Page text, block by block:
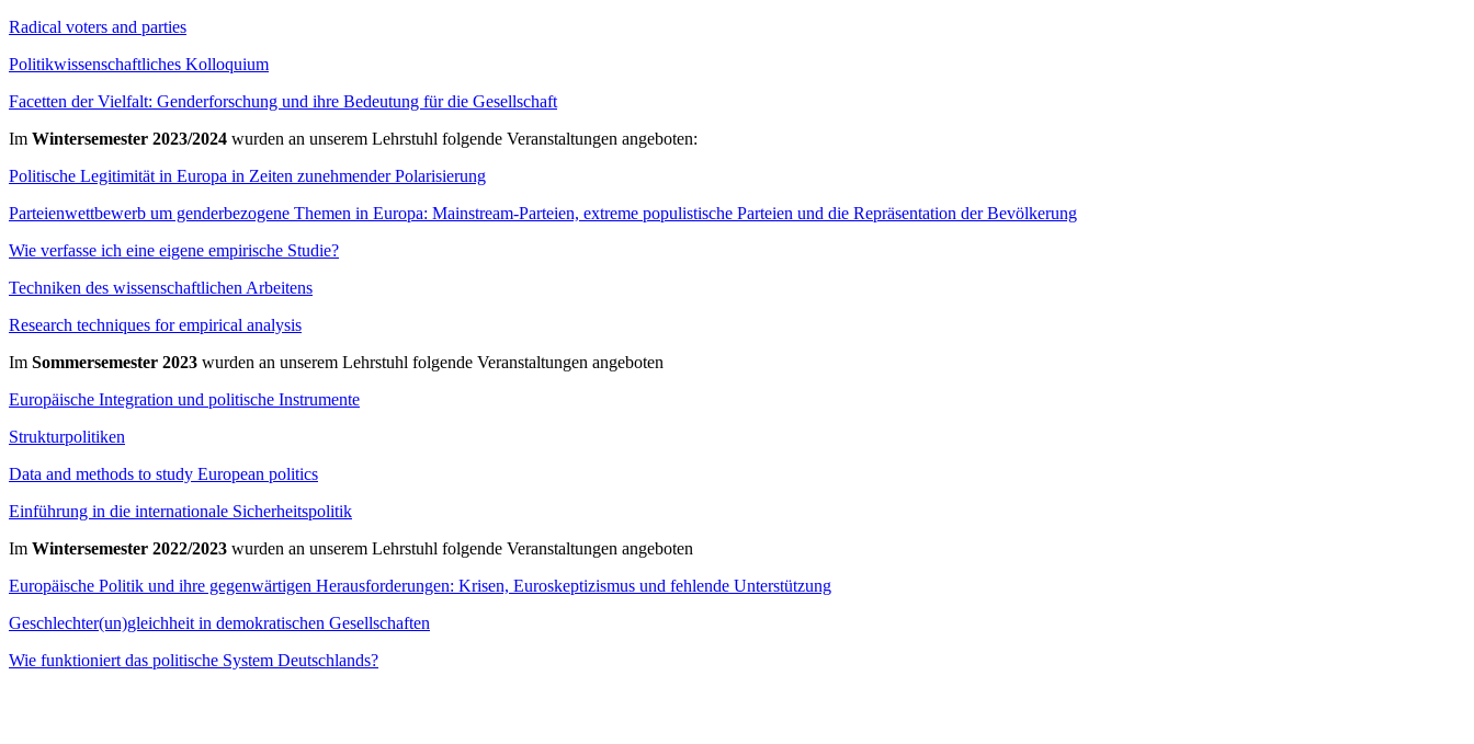
Radical voters and parties
Politikwissenschaftliches Kolloquium
Facetten der Vielfalt: Genderforschung und ihre Bedeutung für die Gesellschaft
Im Wintersemester 2023/2024 wurden an unserem Lehrstuhl folgende Veranstaltungen angeboten:
Politische Legitimität in Europa in Zeiten zunehmender Polarisierung
Parteienwettbewerb um genderbezogene Themen in Europa: Mainstream-Parteien, extreme populistische Parteien und die Repräsentation der Bevölkerung
Wie verfasse ich eine eigene empirische Studie?
Techniken des wissenschaftlichen Arbeitens
Research techniques for empirical analysis
Im Sommersemester 2023 wurden an unserem Lehrstuhl folgende Veranstaltungen angeboten
Europäische Integration und politische Instrumente
Strukturpolitiken
Data and methods to study European politics
Einführung in die internationale Sicherheitspolitik
Im Wintersemester 2022/2023 wurden an unserem Lehrstuhl folgende Veranstaltungen angeboten
Europäische Politik und ihre gegenwärtigen Herausforderungen: Krisen, Euroskeptizismus und fehlende Unterstützung
Geschlechter(un)gleichheit in demokratischen Gesellschaften
Wie funktioniert das politische System Deutschlands?